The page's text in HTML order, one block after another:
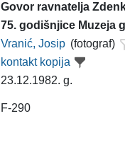
Govor ravnatelja
75. godišnjice Muzeja
Vranić, Josip (fotograf)
kontakt kopija
23.12.1982. g.
F-290